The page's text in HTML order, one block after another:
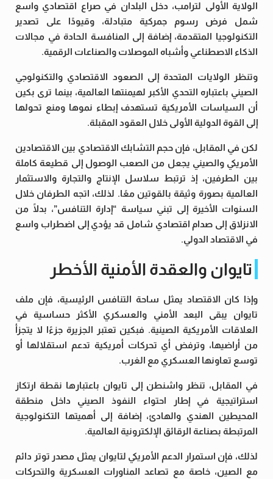
الولاية الأولى لترامب، دخل البلدان في صراع اقتصادي واسع
شمل فرض رسوم جمركية متبادلة، وقيودًا على تصدير
التكنولوجيا المتقدمة، إضافة إلى المنافسة الحادة في مجالات
الذكاء الاصطناعي وأشباه الموصلات والصناعات الرقمية.
وتنظر الولايات المتحدة إلى الصعود الاقتصادي والتكنولوجي
الصيني باعتباره التحدي الأكبر لهيمنتها العالمية، بينما ترى بكين
أن السياسات الأمريكية تستهدف إبطاء نموها ومنع تحولها
إلى القوة الدولية الأولى خلال العقود المقبلة.
لكن في المقابل، فإن حجم التشابك الاقتصادي بين الاقتصادين
الأمريكي والصيني يجعل من الصعب الوصول إلى قطيعة كاملة
بين الطرفين، إذ ترتبط سلاسل الإنتاج والتجارة والاستثمار
العالمية بصورة وثيقة بالقوتين معًا. لذلك، اتجه الطرفان خلال
السنوات الأخيرة إلى تبني سياسة “إدارة التنافس”، بدلًا من
الانزلاق إلى صدام اقتصادي شامل قد يؤدي إلى اضطراب واسع
في الاقتصاد الدولي.
تايوان والعقدة الأمنية الأخطر
وإذا كان الاقتصاد يمثل ساحة التنافس الرئيسية، فإن ملف
تايوان يبقى البعد الأمني والعسكري الأكثر حساسية في
العلاقات الأمريكية الصينية. فبكين تعتبر الجزيرة جزءًا لا يتجزأ
من أراضيها، وترفض أي تحركات أمريكية تدعم استقلالها أو
توسع تعاونها العسكري مع الغرب.
في المقابل، تنظر واشنطن إلى تايوان باعتبارها نقطة ارتكاز
استراتيجية في إطار احتواء النفوذ الصيني داخل منطقة
المحيطين الهندي والهادئ، إضافة إلى أهميتها التكنولوجية
المرتبطة بصناعة الرقائق الإلكترونية العالمية.
لذلك، فإن استمرار الدعم الأمريكي لتايوان يمثل مصدر توتر دائم
مع الصين، خاصة مع تصاعد المناورات العسكرية والتحركات